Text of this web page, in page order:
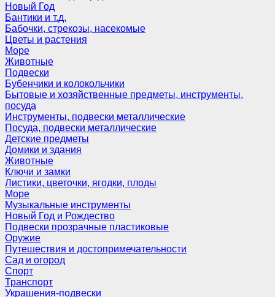
Новый Год
Бантики и т.д.
Бабочки, стрекозы, насекомые
Цветы и растения
Море
Животные
Подвески
Бубенчики и колокольчики
Бытовые и хозяйственные предметы, инструменты,
посуда
Инструменты, подвески металлические
Посуда, подвески металлические
Детские предметы
Домики и здания
Животные
Ключи и замки
Листики, цветочки, ягодки, плоды
Море
Музыкальные инструменты
Новый Год и Рождество
Подвески прозрачные пластиковые
Оружие
Путешествия и достопримечательности
Сад и огород
Спорт
Транспорт
Украшения-подвески